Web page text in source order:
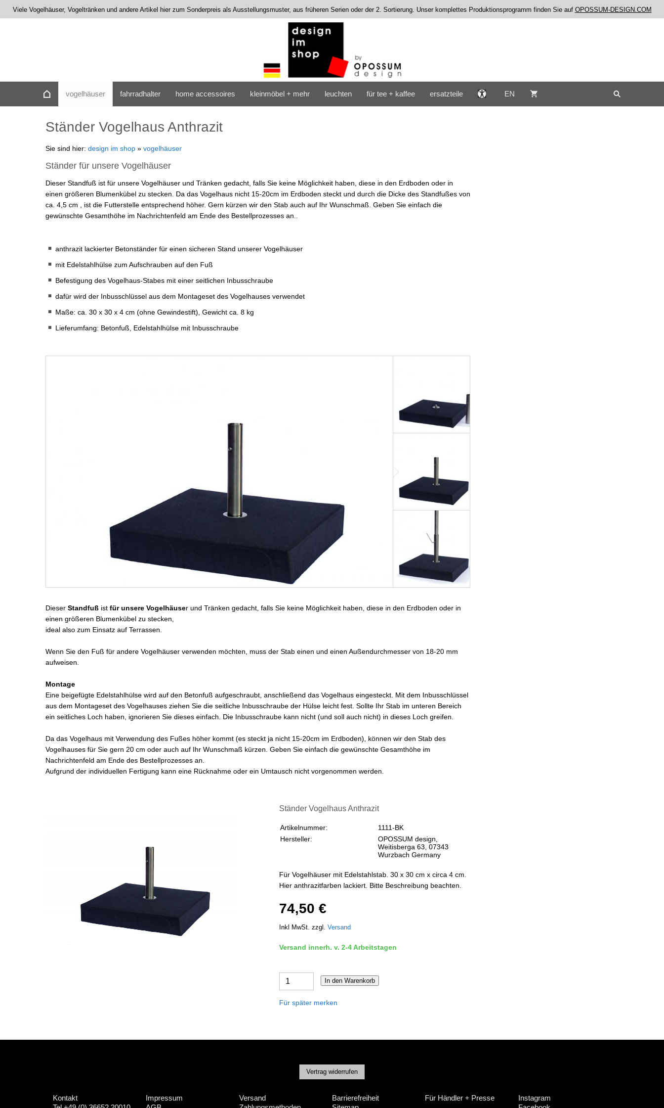
Viele Vogelhäuser, Vogeltränken und andere Artikel hier zum Sonderpreis als Ausstellungsmuster, aus früheren Serien oder der 2. Sortierung. Unser komplettes Produktionsprogramm finden Sie auf OPOSSUM-DESIGN.COM
vogelhäuser fahrradhalter home accessoires kleinmöbel + mehr leuchten für tee + kaffee ersatzteile EN
Ständer Vogelhaus Anthrazit
Sie sind hier: design im shop » vogelhäuser
Ständer für unsere Vogelhäuser
Dieser Standfuß ist für unsere Vogelhäuser und Tränken gedacht, falls Sie keine Möglichkeit haben, diese in den Erdboden oder in
einen größeren Blumenkübel zu stecken. Da das Vogelhaus nicht 15-20cm im Erdboden steckt und durch die Dicke des Standfußes von
ca. 4,5 cm , ist die Futterstelle entsprechend höher. Gern kürzen wir den Stab auch auf Ihr Wunschmaß. Geben Sie einfach die
gewünschte Gesamthöhe im Nachrichtenfeld am Ende des Bestellprozesses an..
anthrazit lackierter Betonständer für einen sicheren Stand unserer Vogelhäuser
mit Edelstahlhülse zum Aufschrauben auf den Fuß
Befestigung des Vogelhaus-Stabes mit einer seitlichen Inbusschraube
dafür wird der Inbusschlüssel aus dem Montageset des Vogelhauses verwendet
Maße: ca. 30 x 30 x 4 cm (ohne Gewindestift), Gewicht ca. 8 kg
Lieferumfang: Betonfuß, Edelstahlhülse mit Inbusschraube
Dieser Standfuß ist für unsere Vogelhäuser und Tränken gedacht, falls Sie keine Möglichkeit haben, diese in den Erdboden oder in
einen größeren Blumenkübel zu stecken,
ideal also zum Einsatz auf Terrassen.
Wenn Sie den Fuß für andere Vogelhäuser verwenden möchten, muss der Stab einen und einen Außendurchmesser von 18-20 mm
aufweisen.
Montage
Eine beigefügte Edelstahlhülse wird auf den Betonfuß aufgeschraubt, anschließend das Vogelhaus eingesteckt. Mit dem Inbusschlüssel
aus dem Montageset des Vogelhauses ziehen Sie die seitliche Inbusschraube der Hülse leicht fest. Sollte Ihr Stab im unteren Bereich
ein seitliches Loch haben, ignorieren Sie dieses einfach. Die Inbusschraube kann nicht (und soll auch nicht) in dieses Loch greifen.
Da das Vogelhaus mit Verwendung des Fußes höher kommt (es steckt ja nicht 15-20cm im Erdboden), können wir den Stab des
Vogelhauses für Sie gern 20 cm oder auch auf Ihr Wunschmaß kürzen. Geben Sie einfach die gewünschte Gesamthöhe im
Nachrichtenfeld am Ende des Bestellprozesses an.
Aufgrund der individuellen Fertigung kann eine Rücknahme oder ein Umtausch nicht vorgenommen werden.
Ständer Vogelhaus Anthrazit
Artikelnummer:
1111-BK
Hersteller:
OPOSSUM design,
Weitisberga 63, 07343
Wurzbach Germany
Für Vogelhäuser mit Edelstahlstab. 30 x 30 cm x circa 4 cm.
Hier anthrazitfarben lackiert. Bitte Beschreibung beachten.
74,50 €
Inkl MwSt. zzgl. Versand
Versand innerh. v. 2-4 Arbeitstagen
In den Warenkorb
Für später merken
Vertrag widerrufen
Kontakt
Impressum
Versand
Barrierefreiheit
Für Händler + Presse
Instagram